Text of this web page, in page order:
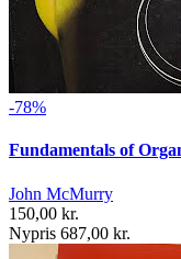
-78%
Fundamentals of
John McMurry
150,00 kr.
Nypris 687,00 kr.